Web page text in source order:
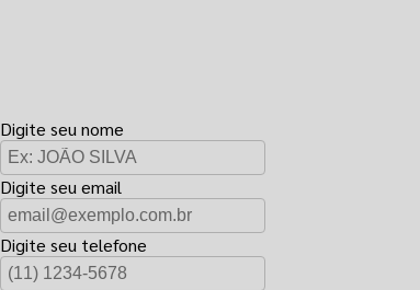
Digite seu nome
Digite seu email
Digite seu telefone